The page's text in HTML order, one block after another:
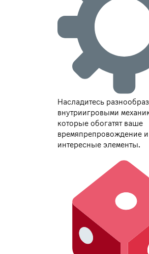
Насладитесь
внутриигровыми
которые обогатят ваше
времяпрепровождение и
интересные элементы.